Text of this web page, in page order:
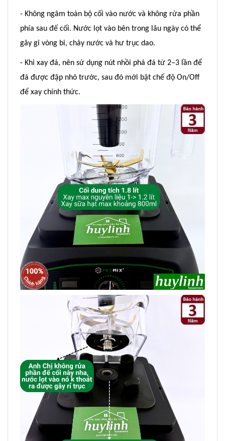
- Không ngâm toàn bộ cối vào nước và không rửa phần
phía sau đế cối. Nước lọt vào bên trong lâu ngày có thể
gây gỉ vòng bi, chảy nước và hư trục dao.
- Khi xay đá, nên sử dụng nút nhồi phá đá từ 2–3 lần để
đá được đập nhỏ trước, sau đó mới bật chế độ On/Off
để xay chính thức.